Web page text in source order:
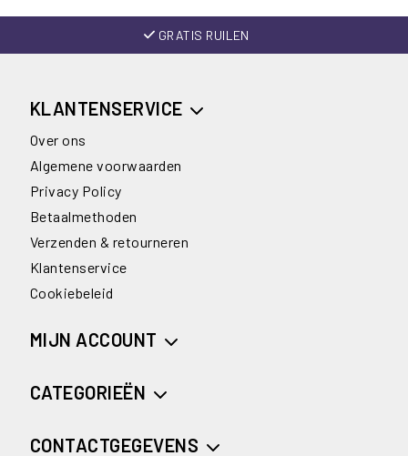
GRATIS RUILEN
KLANTENSERVICE
Over ons
Algemene voorwaarden
Privacy Policy
Betaalmethoden
Verzenden & retourneren
Klantenservice
Cookiebeleid
MIJN ACCOUNT
CATEGORIEËN
CONTACTGEGEVENS